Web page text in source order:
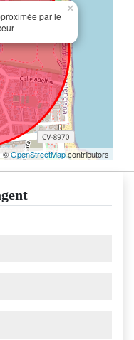
par le
×
©OpenStreetMapcontributors